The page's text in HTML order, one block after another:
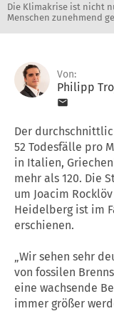
Die Klimakrise ist nicht
Menschen zunehmend
Von:
Philipp
Der
52 Todesfälle pro
in Italien,
mehr als 120. Die
um Joacim
Heidelberg ist im
erschienen.
„Wir sehen sehr
von fossilen
eine wachsende
immer größer